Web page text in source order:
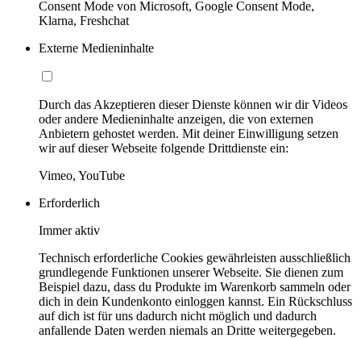
Consent Mode von Microsoft, Google Consent Mode,
Klarna, Freshchat
Externe Medieninhalte
Durch das Akzeptieren dieser Dienste können wir dir Videos
oder andere Medieninhalte anzeigen, die von externen
Anbietern gehostet werden. Mit deiner Einwilligung setzen
wir auf dieser Webseite folgende Drittdienste ein:
Vimeo, YouTube
Erforderlich
Immer aktiv
Technisch erforderliche Cookies gewährleisten ausschließlich
grundlegende Funktionen unserer Webseite. Sie dienen zum
Beispiel dazu, dass du Produkte im Warenkorb sammeln oder
dich in dein Kundenkonto einloggen kannst. Ein Rückschluss
auf dich ist für uns dadurch nicht möglich und dadurch
anfallende Daten werden niemals an Dritte weitergegeben.